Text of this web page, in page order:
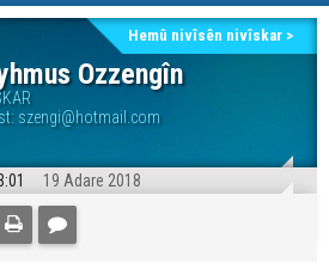
hewldana
Ozzengîn
szengi@hotmail.com
Hemû nivîsên nivîskar >
19 Adare 2018